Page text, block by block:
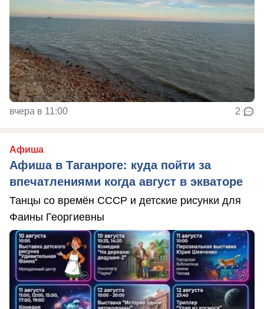
вчера в 11:00 2
Афиша
Афиша в Таганроге: куда пойти за
впечатлениями когда август в экваторе
Танцы со времён СССР и детские рисунки для
Фаины Георгиевны